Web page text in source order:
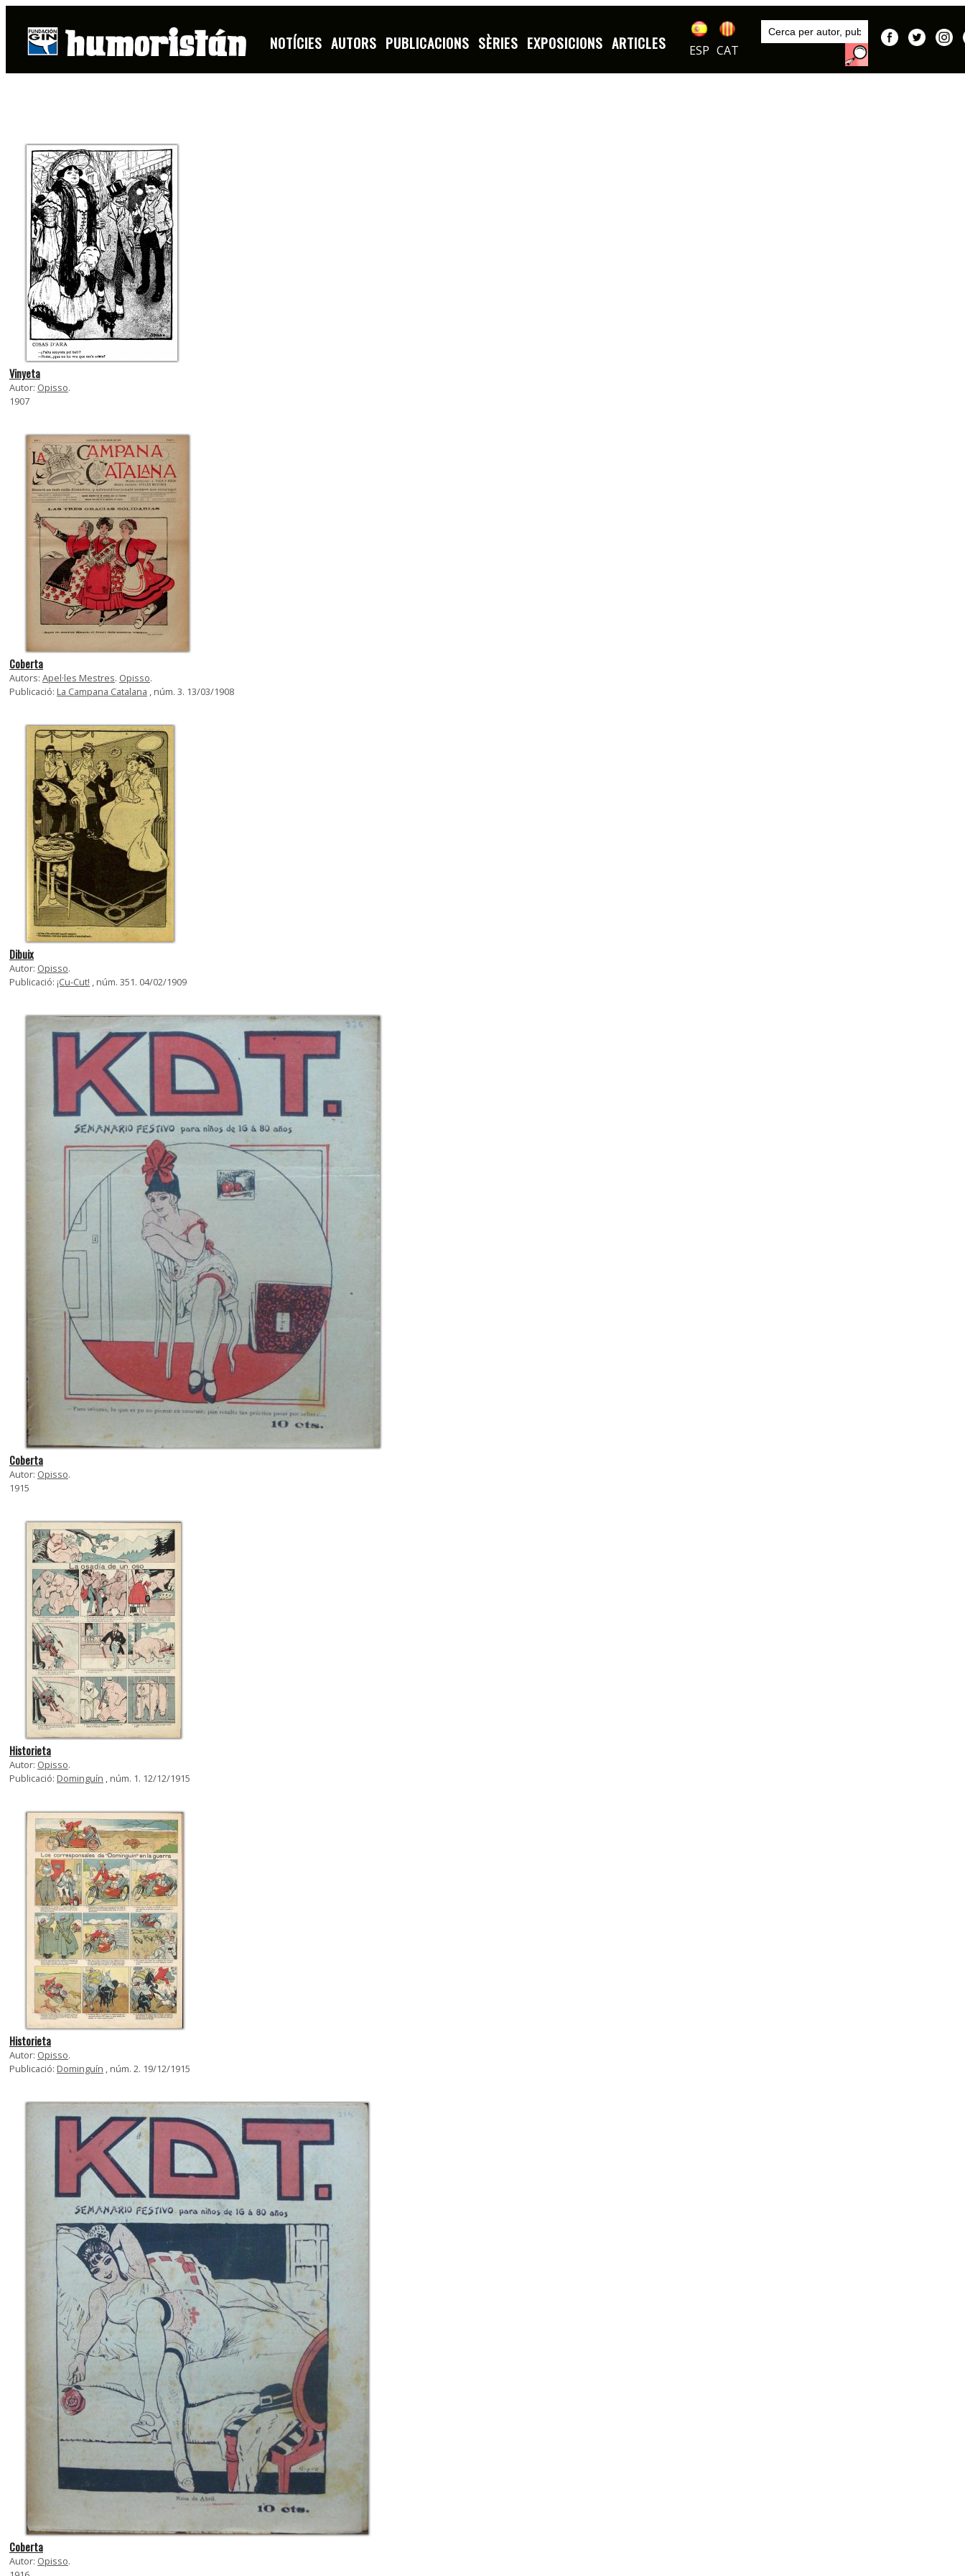
NOTÍCIES AUTORS PUBLICACIONS SÈRIES EXPOSICIONS ARTICLES ESP CAT
Autors
Opisso
FITXA DIBUIXOS
Vinyeta
Autor: Opisso.
1907
Coberta
Autors: Apel·les Mestres. Opisso.
Publicació: La Campana Catalana , núm. 3. 13/03/1908
Dibuix
Autor: Opisso.
Publicació: ¡Cu-Cut! , núm. 351. 04/02/1909
Coberta
Autor: Opisso.
1915
Historieta
Autor: Opisso.
Publicació: Dominguín , núm. 1. 12/12/1915
Historieta
Autor: Opisso.
Publicació: Dominguín , núm. 2. 19/12/1915
Coberta
Autor: Opisso.